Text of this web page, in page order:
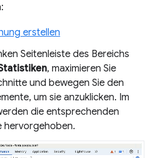
erstellen
Seitenleiste des Bereichs
, maximieren Sie
und bewegen Sie den
um sie anzuklicken. Im
die entsprechenden
hervorgehoben.